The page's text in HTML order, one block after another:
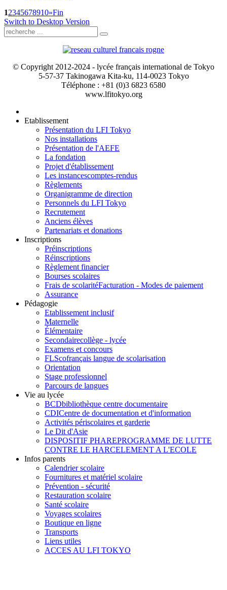
12345678910»Fin
Switch to Desktop Version
© Copyright 2012-2024 - lycée français international de Tokyo
5-57-37 Takinogawa Kita-ku, 114-0023 Tokyo
Téléphone : +81 (0)3 6823 6580
www.lfitokyo.org
Etablissement
Présentation du LFI Tokyo
Nos installations
Présentation de l'AEFE
La fondation
Projet d'établissement
Les instancescomptes-rendus
Règlements
Organigramme de direction
Personnels du LFI Tokyo
Recrutement
Anciens élèves
Partenariats et donations
Inscriptions
Préinscriptions
Réinscriptions
Règlement financier
Bourses scolaires
Frais de scolaritéFacturation - Modes de paiement
Assurance
Pédagogie
Etablissement inclusif
Maternelle
Élémentaire
Secondairecollège - lycée
Examens et concours
FLScofrançais langue de scolarisation
Orientation
Stage professionnel
Parcours de langues
Vie au lycée
BCDbibliothèque centre documentaire
CDICentre de documentation et d'information
Activités périscolaires et garderie
Le Dit d'Asie
DISPOSITIF PHAREPROGRAMME DE LUTTE
CONTRE LE HARCELEMENT A L'ECOLE
Infos parents
Calendrier scolaire
Fournitures et matériel scolaire
Prévention - sécurité
Restauration scolaire
Santé scolaire
Voyages scolaires
Boutique en ligne
Transports
Liens utiles
ACCES AU LFI TOKYO